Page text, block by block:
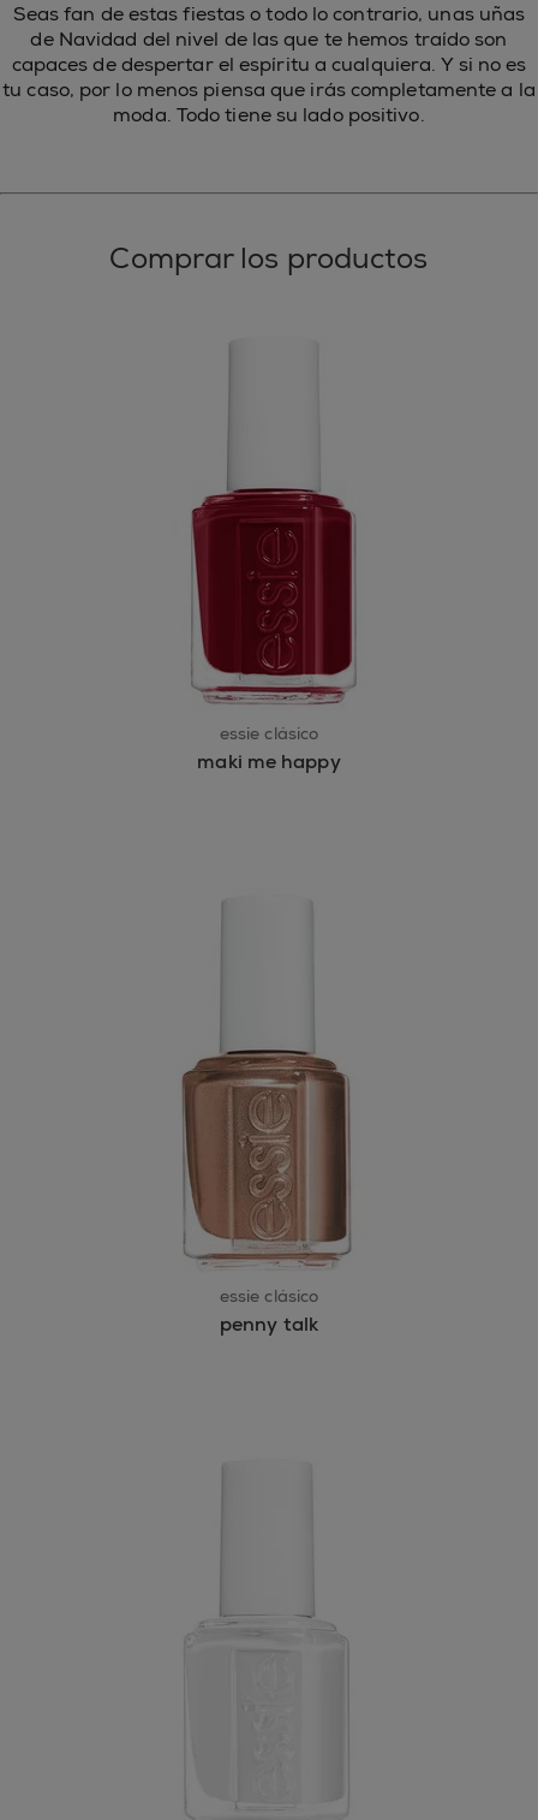
Seas fan de estas fiestas o todo lo contrario, unas uñas
de Navidad del nivel de las que te hemos traído son
capaces de despertar el espíritu a cualquiera. Y si no es
tu caso, por lo menos piensa que irás completamente a la
moda. Todo tiene su lado positivo.
Comprar los productos
essie clásico
maki me happy
essie clásico
penny talk